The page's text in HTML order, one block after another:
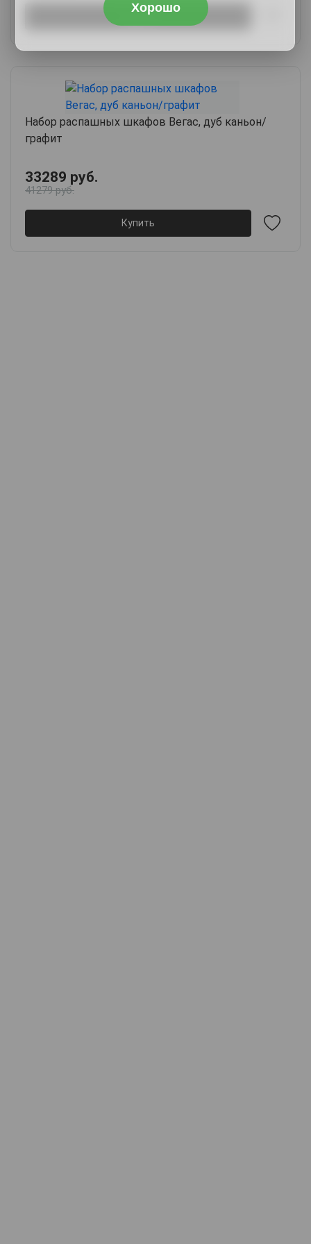
Купить
Набор распашных шкафов Вегас, дуб каньон/
графит
33289 руб.
41279 руб.
Купить
Хорошо